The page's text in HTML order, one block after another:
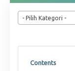
- Pilih Kategori -
Contents